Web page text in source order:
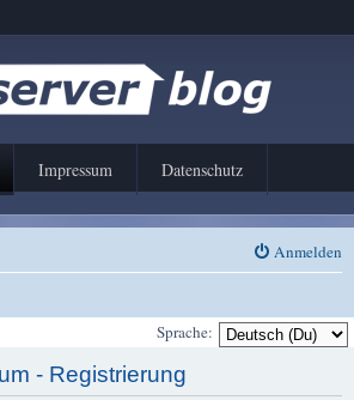
Impressum Datenschutz
Anmelden
Sprache:
- Registrierung